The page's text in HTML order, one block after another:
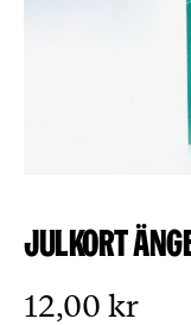
Julkort
12,00 kr